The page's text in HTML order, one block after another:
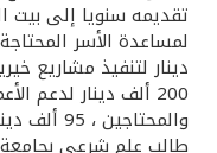
تركيا
مصر
دينار لتنفيذ مشاريع
200 ألف دينار لدعم